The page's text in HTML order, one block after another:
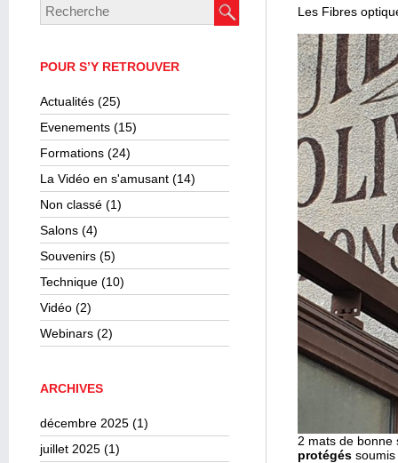
POUR S’Y RETROUVER
Actualités (25)
Evenements (15)
Formations (24)
La Vidéo en s'amusant (14)
Non classé (1)
Salons (4)
Souvenirs (5)
Technique (10)
Vidéo (2)
Webinars (2)
ARCHIVES
décembre 2025 (1)
juillet 2025 (1)
Les Fibres
2 mats de
protégés